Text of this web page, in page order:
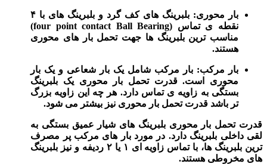
بار محوری: بلبرینگ‌ های کف گرد و بلبرینگ‌ های با ۴
نقطه ی تماس (four point contact Ball Bearing)
مناسب‌ ترین بلبرینگ ها جهت تحمل بار های محوری
هستند.
بار مرکب: بار مرکب شامل یک‌ بار شعاعی و یک‌ بار
محوری است. قدرت تحمل بار محوری یک بلبرینگ
بستگی به زاویه ی تماس دارد. هر چه این زاویه بزرگ‌
تر باشد قدرت تحمل بار محوری نیز بیشتر می‌ شود.
قدرت تحمل بار محوری بلبرینگ‌ های شیار عمیق بستگی به
لقی داخلی بلبرینگ دارد. در مورد بار های مرکب پر مصرف‌
ترین بلبرینگ ها، با تماس زاویه‌ ای ۱ یا ۲ ردیفه و نیز بلبرینگ‌
های مخروطی هستند.